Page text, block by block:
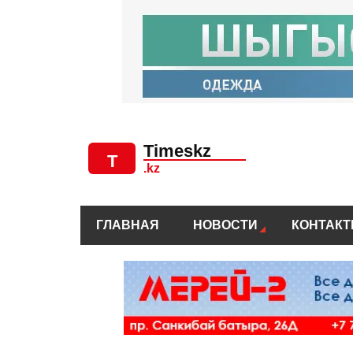
ГЛАВНАЯ НОВОСТИ